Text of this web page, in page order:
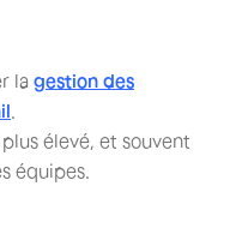
la gestion des
élevé, et souvent
équipes.